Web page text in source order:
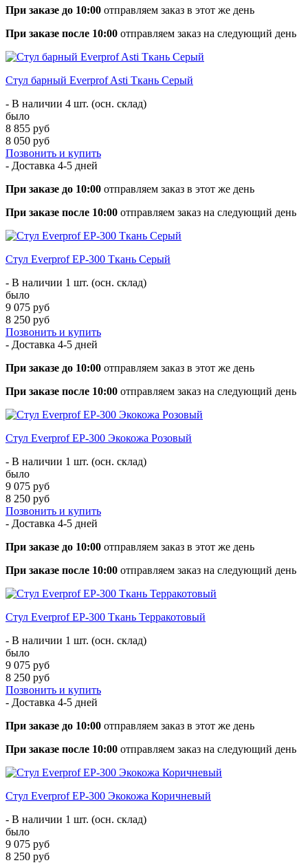
При заказе до 10:00 отправляем заказ в этот же день
При заказе после 10:00 отправляем заказ на следующий день
Стул барный Everprof Asti Ткань Серый
- В наличии 4 шт. (осн. склад)
было
8 855 руб
8 050 руб
Позвонить и купить
- Доставка 4-5 дней
При заказе до 10:00 отправляем заказ в этот же день
При заказе после 10:00 отправляем заказ на следующий день
Стул Everprof EP-300 Ткань Серый
- В наличии 1 шт. (осн. склад)
было
9 075 руб
8 250 руб
Позвонить и купить
- Доставка 4-5 дней
При заказе до 10:00 отправляем заказ в этот же день
При заказе после 10:00 отправляем заказ на следующий день
Стул Everprof EP-300 Экокожа Розовый
- В наличии 1 шт. (осн. склад)
было
9 075 руб
8 250 руб
Позвонить и купить
- Доставка 4-5 дней
При заказе до 10:00 отправляем заказ в этот же день
При заказе после 10:00 отправляем заказ на следующий день
Стул Everprof EP-300 Ткань Терракотовый
- В наличии 1 шт. (осн. склад)
было
9 075 руб
8 250 руб
Позвонить и купить
- Доставка 4-5 дней
При заказе до 10:00 отправляем заказ в этот же день
При заказе после 10:00 отправляем заказ на следующий день
Стул Everprof EP-300 Экокожа Коричневый
- В наличии 1 шт. (осн. склад)
было
9 075 руб
8 250 руб